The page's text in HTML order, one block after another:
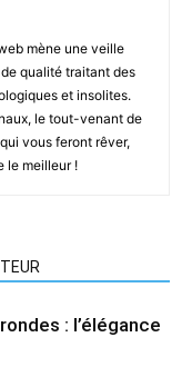
mène une veille
qualité traitant des
et insolites.
le tout-venant de
vous feront rêver,
le meilleur !
: l’élégance